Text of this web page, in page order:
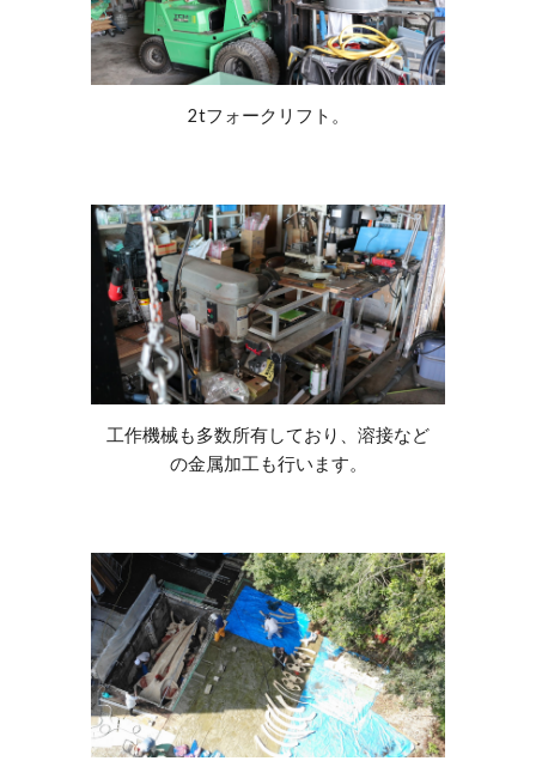
2tフォークリフト。
工作機械も多数所有しており、溶接など
の金属加工も行います。